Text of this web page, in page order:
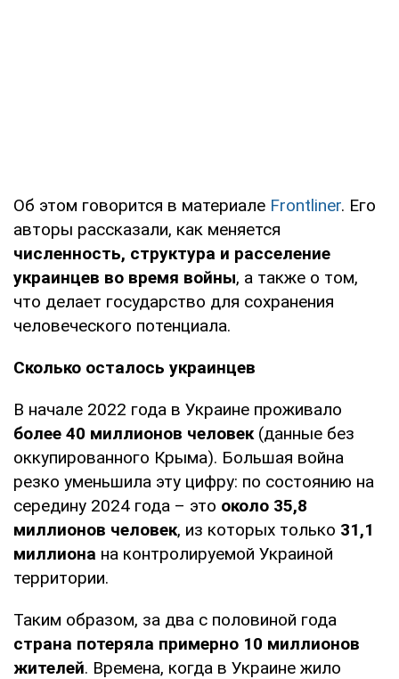
Об этом говорится в материале Frontliner. Его
авторы рассказали, как меняется
численность, структура и расселение
украинцев во время войны, а также о том,
что делает государство для сохранения
человеческого потенциала.
Сколько осталось украинцев
В начале 2022 года в Украине проживало
более 40 миллионов человек(данные без
оккупированного Крыма). Большая война
резко уменьшила эту цифру: по состоянию на
середину 2024 года – это около 35,8
миллионов человек, из которых только 31,1
миллиона на контролируемой Украиной
территории.
Таким образом, за два с половиной года
страна потеряла примерно 10 миллионов
жителей. Времена, когда в Украине жило